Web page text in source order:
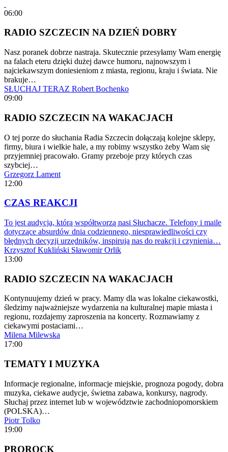
06:00
RADIO SZCZECIN NA DZIEŃ DOBRY
Nasz poranek dobrze nastraja. Skutecznie przesyłamy Wam energię
na falach eteru dzięki dużej dawce humoru, najnowszym i
najciekawszym doniesieniom z miasta, regionu, kraju i świata. Nie
brakuje…
SŁUCHAJ TERAZ Robert Bochenko
09:00
RADIO SZCZECIN NA WAKACJACH
O tej porze do słuchania Radia Szczecin dołączają kolejne sklepy,
firmy, biura i wielkie hale, a my robimy wszystko żeby Wam się
przyjemniej pracowało. Gramy przeboje przy których czas
szybciej…
Grzegorz Lament
12:00
CZAS REAKCJI
To jest audycja, którą współtworzą nasi Słuchacze. Telefony i maile
dotyczące absurdów dnia codziennego, niesprawiedliwości czy
błędnych decyzji urzędników, inspirują nas do reakcji i czynienia…
Krzysztof Kukliński Sławomir Orlik
13:00
RADIO SZCZECIN NA WAKACJACH
Kontynuujemy dzień w pracy. Mamy dla was lokalne ciekawostki,
śledzimy najważniejsze wydarzenia na kulturalnej mapie miasta i
regionu, rozdajemy zaproszenia na koncerty. Rozmawiamy z
ciekawymi postaciami…
Milena Milewska
17:00
TEMATY I MUZYKA
Informacje regionalne, informacje miejskie, prognoza pogody, dobra
muzyka, ciekawe audycje, świetna zabawa, konkursy, nagrody.
Słuchaj przez internet lub w województwie zachodniopomorskiem
(POLSKA)…
Piotr Tolko
19:00
PROROCK